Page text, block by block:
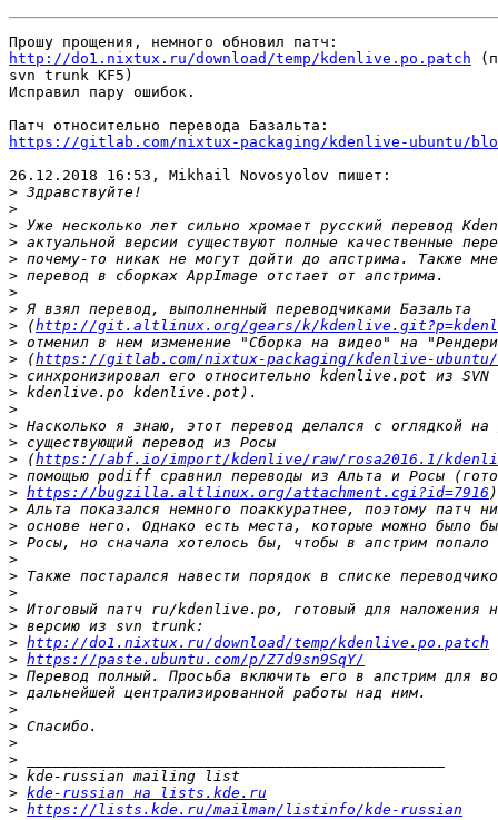
http://do1.nixtux.ru/download/temp/kdenlive.po.patch
svn trunk KF5)
Исправил пару ошибок.
https://gitlab.com/nixtux-packaging/kdenlive-ubuntu/blob/
26.12.2018 16:53, Mikhail Novosyolov пишет:
>
>
>
>
>
>
>
>
> (http://git.altlinux.org/gears/k/
>
> (https://gitlab.com/nixtux-packaging/kdenlive-ubuntu/
>
>
>
>
>
> (https://abf.io/import/kdenlive/raw/rosa2016.1/
>
> https://bugzilla.altlinux.org/attachment.cgi?id=7916
>
>
>
>
>
>
>
>
> http://do1.nixtux.ru/download/temp/kdenlive.po.patch
> https://paste.ubuntu.com/p/Z7d9sn9SqY/
>
>
>
>
>
>
>
> kde-russian на lists.kde.ru
> https://lists.kde.ru/mailman/listinfo/kde-russian